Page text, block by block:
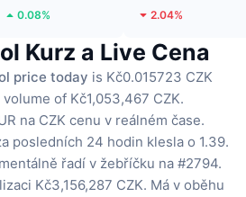
0.08% 2.04%
Kurz a Live Cena
price today is Kč0.015723 CZK
of Kč1,053,467 CZK.
na CZK cenu v reálném čase.
posledních 24 hodin klesla o 1.39.
řadí v žebříčku na #2794.
Kč3,156,287 CZK. Má v oběhu